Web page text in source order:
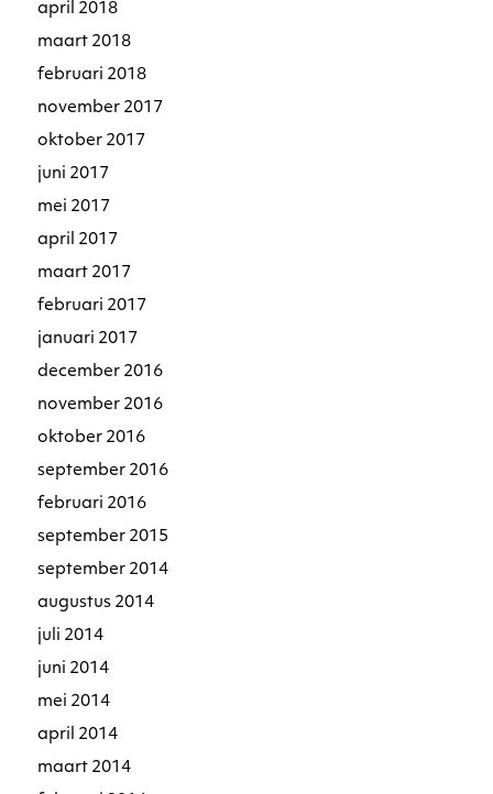
april 2018
maart 2018
februari 2018
november 2017
oktober 2017
juni 2017
mei 2017
april 2017
maart 2017
februari 2017
januari 2017
december 2016
november 2016
oktober 2016
september 2016
februari 2016
september 2015
september 2014
augustus 2014
juli 2014
juni 2014
mei 2014
april 2014
maart 2014